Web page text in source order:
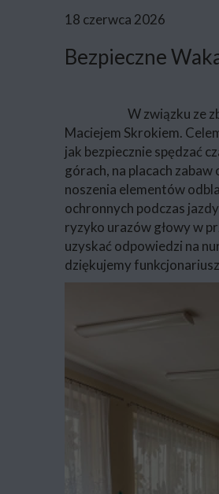
18 czerwca 2026
Bezpieczne
W związku ze
Maciejem Skrokiem.
jak bezpiecznie spędzać
górach, na placach
noszenia elementów
ochronnych podczas
ryzyko urazów głowy w
uzyskać odpowiedzi na
dziękujemy